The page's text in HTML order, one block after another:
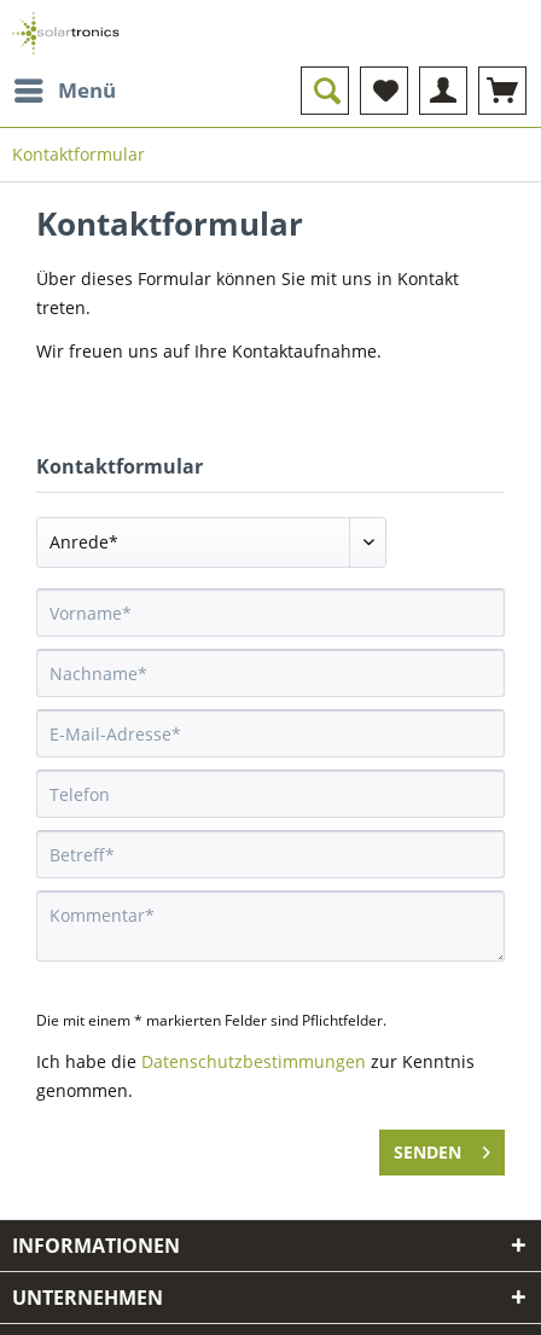
Menü
Kontaktformular
Kontaktformular
Über dieses Formular können Sie mit uns in Kontakt
treten.
Wir freuen uns auf Ihre Kontaktaufnahme.
Kontaktformular
Die mit einem * markierten Felder sind Pflichtfelder.
Ich habe die Datenschutzbestimmungen zur Kenntnis
genommen.
SENDEN
INFORMATIONEN
UNTERNEHMEN